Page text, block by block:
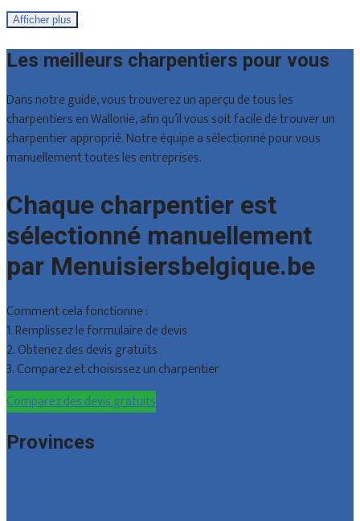
Afficher plus
Les meilleurs charpentiers pour vous
Dans notre guide, vous trouverez un aperçu de tous les
charpentiers en Wallonie, afin qu’il vous soit facile de trouver un
charpentier approprié. Notre équipe a sélectionné pour vous
manuellement toutes les entreprises.
Chaque charpentier est
sélectionné manuellement
par Menuisiersbelgique.be
Comment cela fonctionne :
1. Remplissez le formulaire de devis
2. Obtenez des devis gratuits
3. Comparez et choisissez un charpentier
Comparez des devis gratuits
Provinces